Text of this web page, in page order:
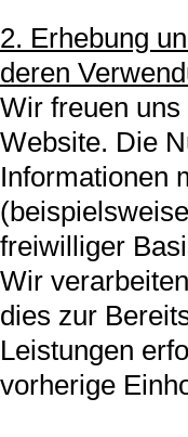
2. Erhebung
deren
Wir freuen
Website. Die
Informationen
freiwilliger
Wir
dies zur
Leistungen
vorherige